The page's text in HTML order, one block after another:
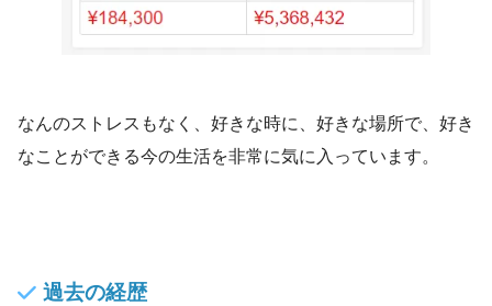
なんのストレスもなく、好きな時に、好きな場所で、好き
なことができる今の生活を非常に気に入っています。
過去の経歴